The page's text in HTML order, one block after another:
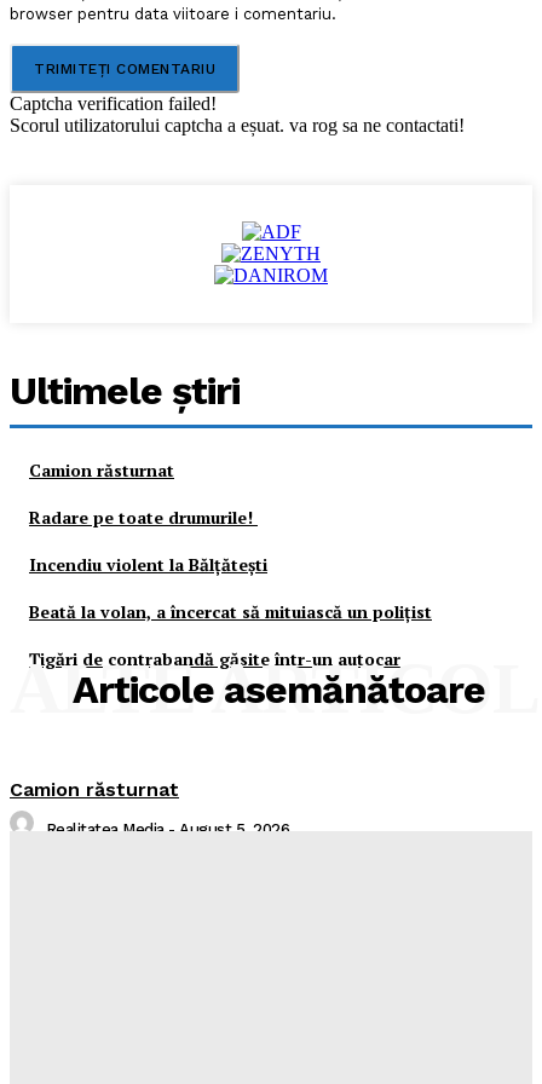
browser pentru data viitoare i comentariu.
Captcha verification failed!
Scorul utilizatorului captcha a eșuat. va rog sa ne contactati!
Ultimele ştiri
Camion răsturnat
Radare pe toate drumurile!
Incendiu violent la Bălţăteşti
Beată la volan, a încercat să mituiască un poliţist
Ţigări de contrabandă găsite într-un autocar
Articole asemănătoare
ALTE
Camion răsturnat
Realitatea Media - August 5, 2026